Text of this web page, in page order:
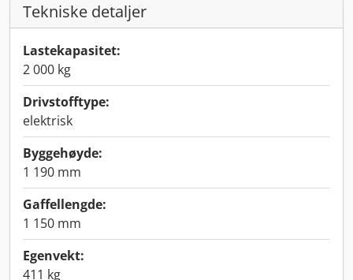
Tekniske detaljer
Lastekapasitet:
2 000 kg
Drivstofftype:
elektrisk
Byggehøyde:
1 190 mm
Gaffellengde:
1 150 mm
Egenvekt:
411 kg